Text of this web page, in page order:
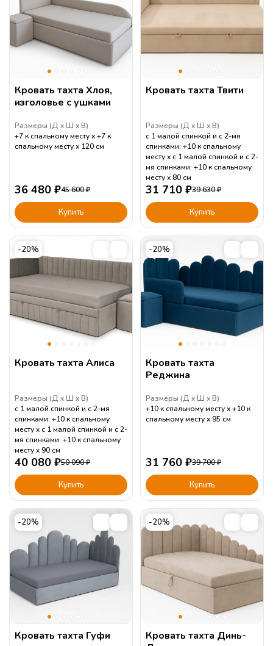
Кровать тахта Хлоя,
изголовье с ушками
Размеры (Д Ш В)
+7 к спальному месту
+7 к
спальному месту
120 см
36 480 ₽45 600₽
Купить
Кровать тахта Твити
Размеры (Д Ш В)
с 1 малой спинкой и с 2-мя
спинками: +10 к спальному
месту
с 1 малой спинкой и с 2-
мя спинками: +10 к спальному
месту
80 см
31 710 ₽39 630₽
Купить
-20%
Кровать тахта Алиса
Размеры (Д Ш В)
с 1 малой спинкой и с 2-мя
спинками: +10 к спальному
месту
с 1 малой спинкой и с 2-
мя спинками: +10 к спальному
месту
90 см
40 080 ₽50 090₽
Купить
-20%
Кровать тахта
Реджина
Размеры (Д Ш В)
+10 к спальному месту
+10 к
спальному месту
95 см
31 760 ₽39 700₽
Купить
-20%
Кровать тахта Гуфи
-20%
Кровать тахта Динь-